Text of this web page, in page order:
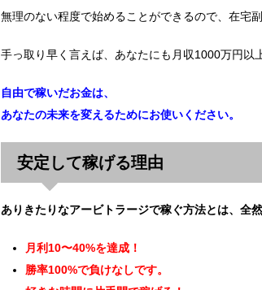
無理のない程度で始めることができるので、在宅
手っ取り早く言えば、あなたにも月収1000万円以
自由で稼いだお金は、
あなたの未来を変えるためにお使いください。
安定して稼げる理由
ありきたりなアービトラージで稼ぐ方法とは、全然
月利10〜40%を達成！
勝率100%で負けなしです。